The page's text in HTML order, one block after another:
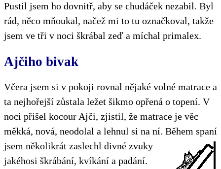
Pustil jsem ho dovnitř, aby se chudáček nezabil. Byl
rád, něco mňoukal, načež mi to tu označkoval, takže
jsem ve tři v noci škrábal zeď a míchal primalex.
Ajčiho bivak
Včera jsem si v pokoji rovnal nějaké volné matrace a
ta nejhořejší zůstala ležet šikmo opřená o topení. V
noci přišel kocour Ajči, zjistil, že matrace je věc
měkká, nová, neodolal a lehnul si na ní. Během spaní
jsem několikrát zaslechl divné zvuky
jakéhosi škrábání, kvíkání a padání.